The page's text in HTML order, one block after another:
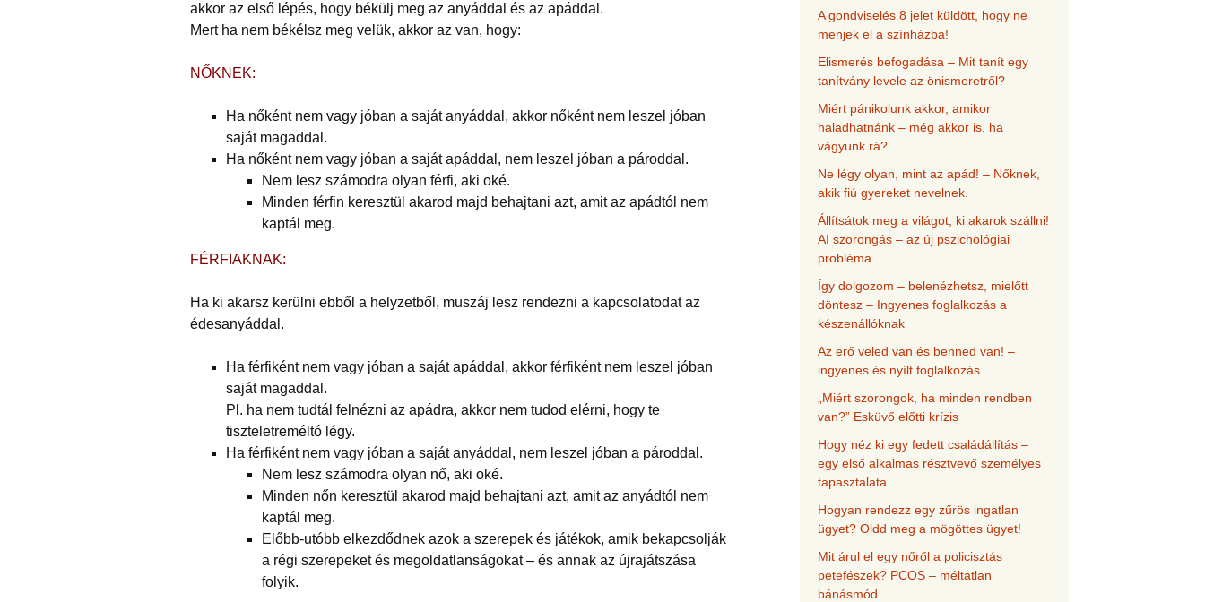
akkor az első lépés, hogy békülj meg az anyáddal és az apáddal.
Mert ha nem békélsz meg velük, akkor az van, hogy:
NŐKNEK:
Ha nőként nem vagy jóban a saját anyáddal, akkor nőként nem leszel jóban
saját magaddal.
Ha nőként nem vagy jóban a saját apáddal, nem leszel jóban a pároddal.
Nem lesz számodra olyan férfi, aki oké.
Minden férfin keresztül akarod majd behajtani azt, amit az apádtól nem
kaptál meg.
FÉRFIAKNAK:
Ha ki akarsz kerülni ebből a helyzetből, muszáj lesz rendezni a kapcsolatodat az
édesanyáddal.
Ha férfiként nem vagy jóban a saját apáddal, akkor férfiként nem leszel jóban
saját magaddal.
Pl. ha nem tudtál felnézni az apádra, akkor nem tudod elérni, hogy te
tiszteletreméltó légy.
Ha férfiként nem vagy jóban a saját anyáddal, nem leszel jóban a pároddal.
Nem lesz számodra olyan nő, aki oké.
Minden nőn keresztül akarod majd behajtani azt, amit az anyádtól nem
kaptál meg.
Előbb-utóbb elkezdődnek azok a szerepek és játékok, amik bekapcsolják
a régi szerepeket és megoldatlanságokat – és annak az újrajátszása
folyik.
A gondviselés 8 jelet küldött, hogy ne
menjek el a színházba!
Elismerés befogadása – Mit tanít egy
tanítvány levele az önismeretről?
Miért pánikolunk akkor, amikor
haladhatnánk – még akkor is, ha
vágyunk rá?
Ne légy olyan, mint az apád! – Nőknek,
akik fiú gyereket nevelnek.
Állítsátok meg a világot, ki akarok szállni!
AI szorongás – az új pszichológiai
probléma
Így dolgozom – belenézhetsz, mielőtt
döntesz – Ingyenes foglalkozás a
készenállóknak
Az erő veled van és benned van! –
ingyenes és nyílt foglalkozás
„Miért szorongok, ha minden rendben
van?” Esküvő előtti krízis
Hogy néz ki egy fedett családállítás –
egy első alkalmas résztvevő személyes
tapasztalata
Hogyan rendezz egy zűrös ingatlan
ügyet? Oldd meg a mögöttes ügyet!
Mit árul el egy nőről a policisztás
petefészek? PCOS – méltatlan
bánásmód